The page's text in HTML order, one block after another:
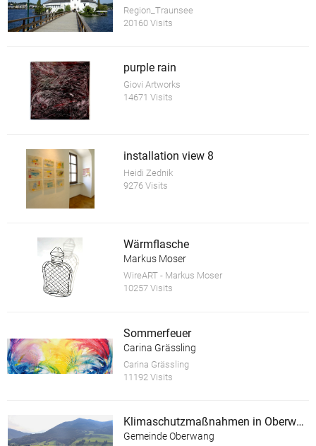
Region_Traunsee
20160 Visits
purple rain
Giovi Artworks
14671 Visits
installation view 8
Heidi Zednik
9276 Visits
Wärmflasche
Markus Moser
WireART - Markus Moser
10257 Visits
Sommerfeuer
Carina Grässling
Carina Grässling
11192 Visits
Klimaschutzmaßnahmen in Oberwang
Gemeinde Oberwang